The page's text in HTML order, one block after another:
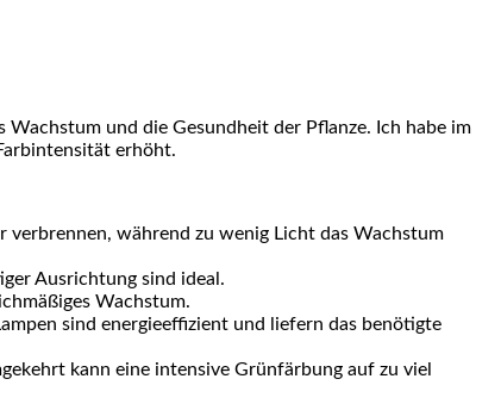
und die Gesundheit der Pflanze. ​Ich habe im
erhöht.
verbrennen, während zu wenig Licht das Wachstum
Ausrichtung sind ideal.
Wachstum.
sind energieeffizient und liefern das benötigte
kann eine⁣ intensive Grünfärbung auf zu viel